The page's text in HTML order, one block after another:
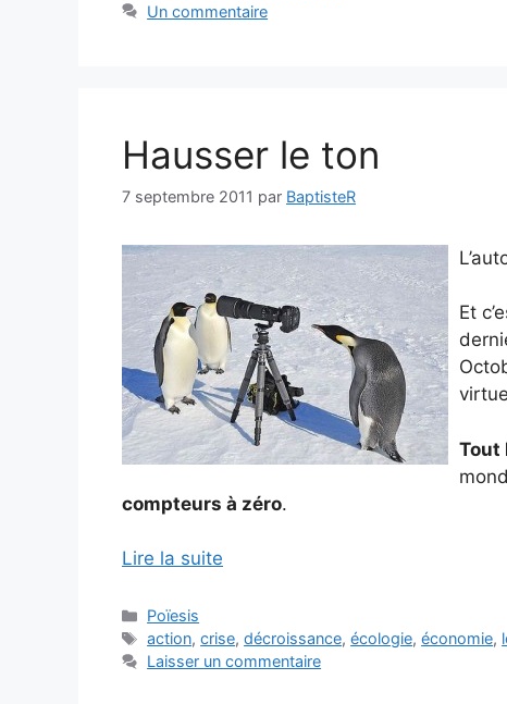
Un commentaire
Hausser le ton
7 septembre 2011 par BaptisteR
Et
Tout
compteurs à zéro.
Lire la suite
Catégories
Poïesis
Étiquettes
action,crise,décroissance,écologie,économie,
Laisser un commentaire